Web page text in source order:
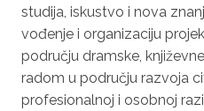
studija, iskustvo i nova
vođenje i organizaciju
području dramske,
radom u području razvoja
profesionalnoj i osobnoj